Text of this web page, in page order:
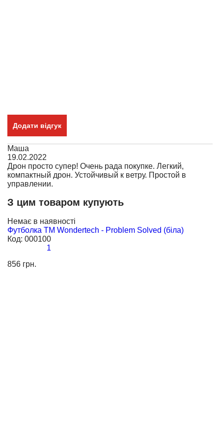
Додати відгук
Маша
19.02.2022
Дрон просто супер! Очень рада покупке. Легкий,
компактный дрон. Устойчивый к ветру. Простой в
управлении.
З цим товаром купують
Немає в наявності
Футболка TM Wondertech - Problem Solved (біла)
Код: 000100
1
856 грн.